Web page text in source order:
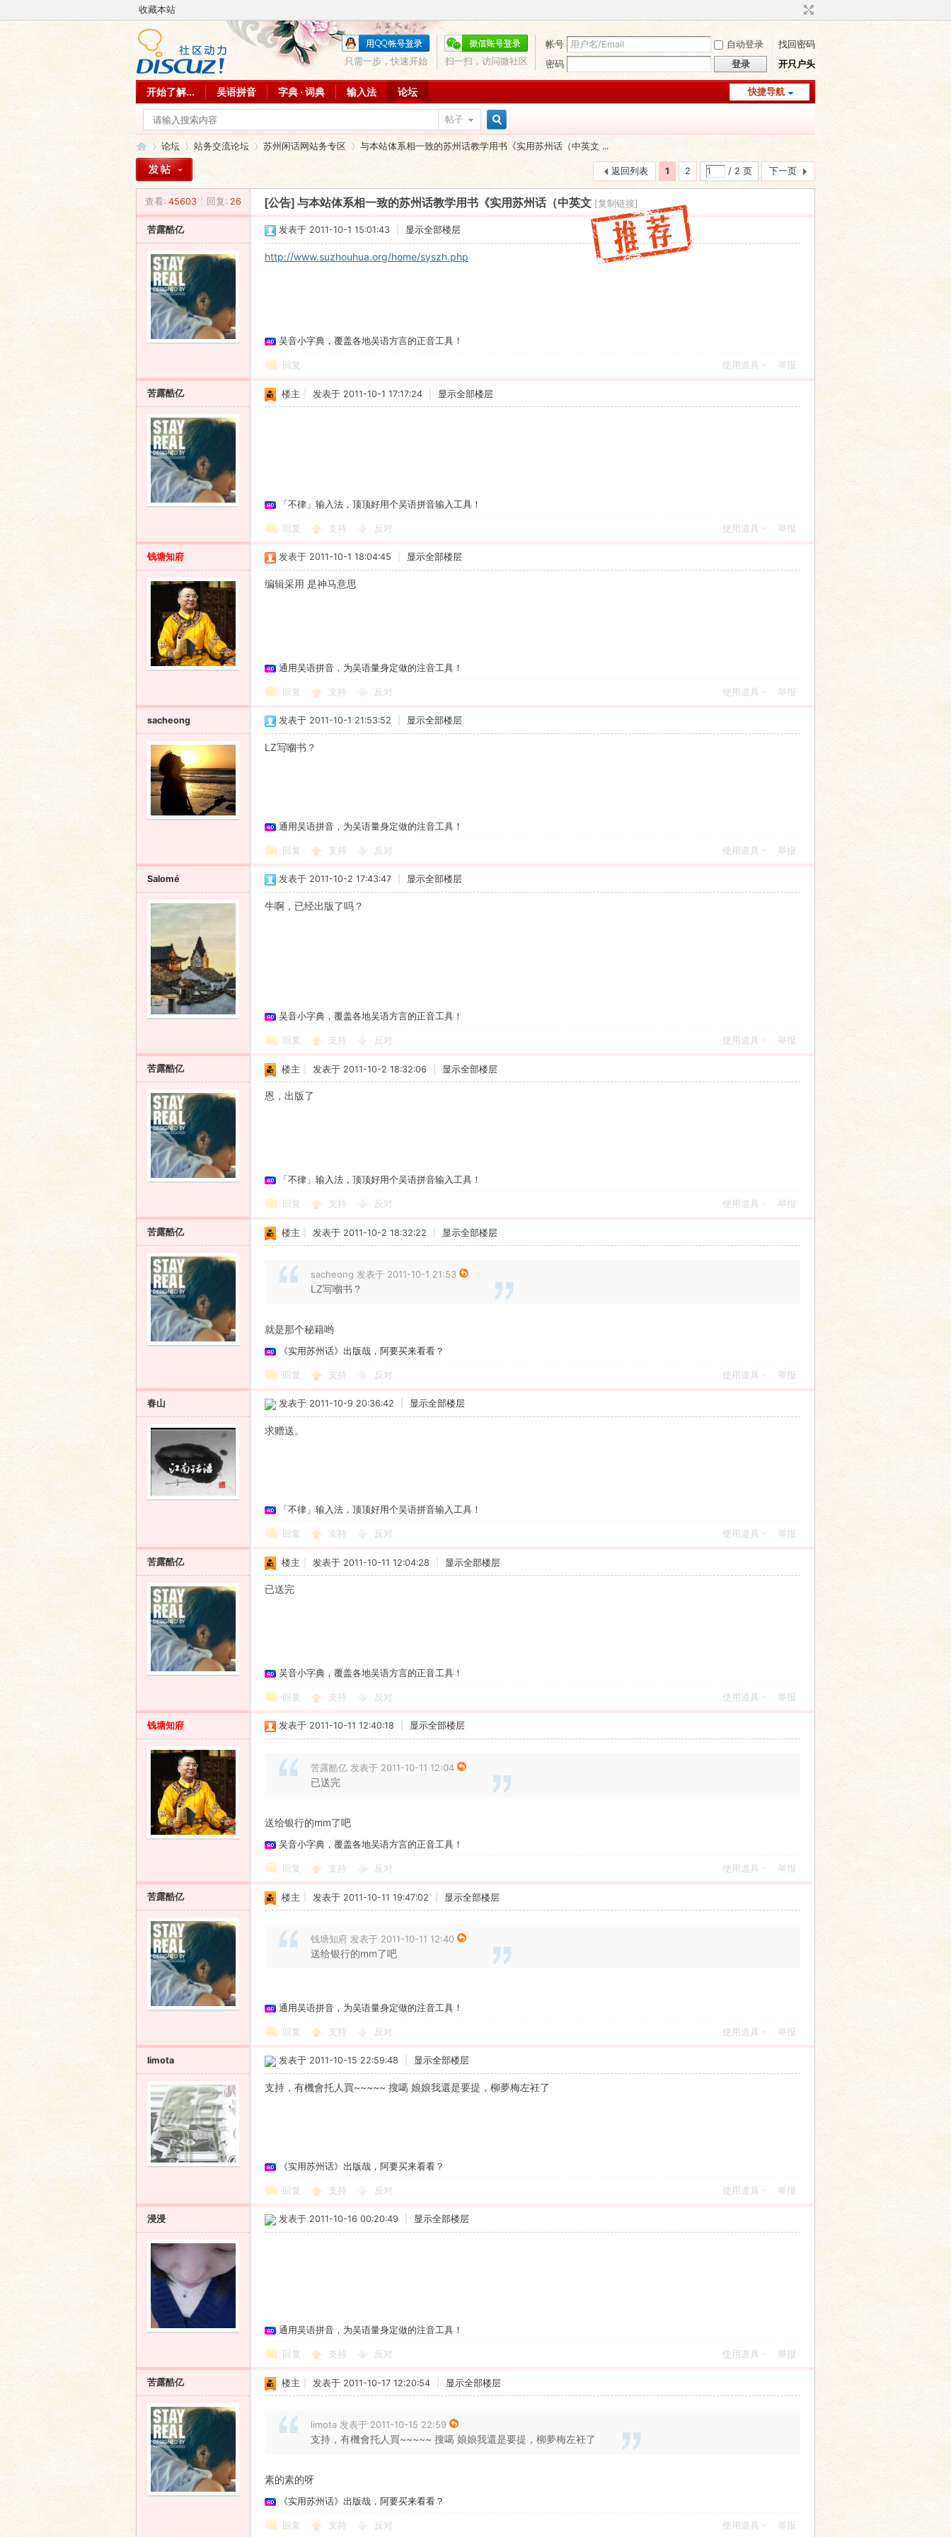
收藏本站
帐号 自动登录
找回密码
密码
登录 开只户头
扫一扫，访问微社区
只需一步，快速开始
快捷导航
开始了解... 吴语拼音 字典 · 词典 输入法 论坛
帖子
搜
索
»
论坛
›
站务交流论坛 苏州闲话网站务专区
›
与本站体系相一致的苏州话教学用书《实用苏州话（中英文 ...
1 2 / 2 页 下一页
返回列表
查看: 45603 回复: 26 [公告] 与本站体系相一致的苏州话教学用书《实用苏州话（中英文 [复制链接]
苦露酷亿 发表于 2011-10-1 15:01:43 显示全部楼层
http://www.suzhouhua.org/home/syszh.php
吴音小字典，覆盖各地吴语方言的正音工具！
回复 使用道具 举报
苦露酷亿 楼主 发表于 2011-10-1 17:17:24 显示全部楼层
「不律」输入法，顶顶好用个吴语拼音输入工具！
回复 支持 反对 使用道具 举报
钱塘知府 发表于 2011-10-1 18:04:45 显示全部楼层
编辑采用 是神马意思
通用吴语拼音，为吴语量身定做的注音工具！
回复 支持 反对 使用道具 举报
sacheong 发表于 2011-10-1 21:53:52 显示全部楼层
LZ写嗰书？
通用吴语拼音，为吴语量身定做的注音工具！
回复 支持 反对 使用道具 举报
Salomé 发表于 2011-10-2 17:43:47 显示全部楼层
牛啊，已经出版了吗？
吴音小字典，覆盖各地吴语方言的正音工具！
回复 支持 反对 使用道具 举报
苦露酷亿 楼主 发表于 2011-10-2 18:32:06 显示全部楼层
恩，出版了
「不律」输入法，顶顶好用个吴语拼音输入工具！
回复 支持 反对 使用道具 举报
苦露酷亿 楼主 发表于 2011-10-2 18:32:22 显示全部楼层
sacheong 发表于 2011-10-1 21:53
LZ写嗰书？
就是那个秘籍哟
《实用苏州话》出版哉，阿要买来看看？
回复 支持 反对 使用道具 举报
春山 发表于 2011-10-9 20:36:42 显示全部楼层
求赠送。
「不律」输入法，顶顶好用个吴语拼音输入工具！
回复 支持 反对 使用道具 举报
苦露酷亿 楼主 发表于 2011-10-11 12:04:28 显示全部楼层
已送完
吴音小字典，覆盖各地吴语方言的正音工具！
回复 支持 反对 使用道具 举报
钱塘知府 发表于 2011-10-11 12:40:18 显示全部楼层
苦露酷亿 发表于 2011-10-11 12:04
已送完
送给银行的mm了吧
吴音小字典，覆盖各地吴语方言的正音工具！
回复 支持 反对 使用道具 举报
苦露酷亿 楼主 发表于 2011-10-11 19:47:02 显示全部楼层
钱塘知府 发表于 2011-10-11 12:40
送给银行的mm了吧
通用吴语拼音，为吴语量身定做的注音工具！
回复 支持 反对 使用道具 举报
limota 发表于 2011-10-15 22:59:48 显示全部楼层
支持，有機會托人買~~~~~ 搜噶 娘娘我還是要提，柳夢梅左衽了
《实用苏州话》出版哉，阿要买来看看？
回复 支持 反对 使用道具 举报
浸浸 发表于 2011-10-16 00:20:49 显示全部楼层
通用吴语拼音，为吴语量身定做的注音工具！
回复 支持 反对 使用道具 举报
苦露酷亿 楼主 发表于 2011-10-17 12:20:54 显示全部楼层
limota 发表于 2011-10-15 22:59
支持，有機會托人買~~~~~ 搜噶 娘娘我還是要提，柳夢梅左衽了
素的素的呀
《实用苏州话》出版哉，阿要买来看看？
回复 支持 反对 使用道具 举报